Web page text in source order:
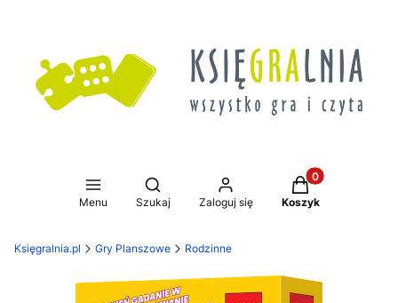
Menu
Otwórz wyszukiwarkę
Szukaj Zaloguj się
Produkty w
Koszyk
Księgralnia.pl Gry Planszowe Rodzinne